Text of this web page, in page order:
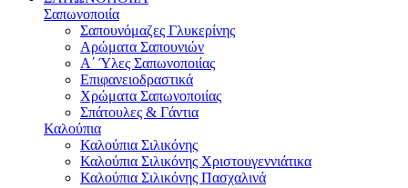
Σαπωνοποιία
Σαπουνόμαζες Γλυκερίνης
Αρώματα Σαπουνιών
Α΄ Ύλες Σαπωνοποιίας
Επιφανειοδραστικά
Χρώματα Σαπωνοποιίας
Σπάτουλες & Γάντια
Καλούπια
Καλούπια Σιλικόνης
Καλούπια Σιλικόνης Χριστουγεννιάτικα
Καλούπια Σιλικόνης Πασχαλινά